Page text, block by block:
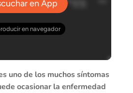
uno de los muchos síntomas
ocasionar la enfermedad